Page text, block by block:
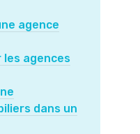
agence
agences
dans un